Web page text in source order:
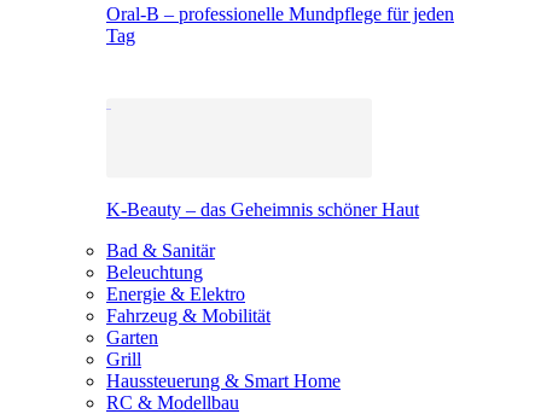
Oral-B – professionelle Mundpflege für jeden
Tag
K-Beauty – das Geheimnis schöner Haut
Bad & Sanitär
Beleuchtung
Energie & Elektro
Fahrzeug & Mobilität
Garten
Grill
Haussteuerung & Smart Home
RC & Modellbau